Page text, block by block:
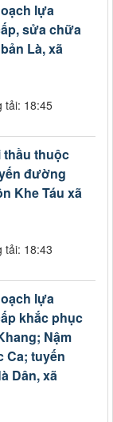
lựa
sửa chữa
Là, xã
tải: 18:45
thầu thuộc
đường
Khe Táu xã
tải: 18:43
lựa
khắc phục
Nậm
Ca; tuyến
Dân, xã